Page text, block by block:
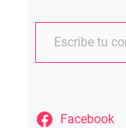
Escribe tu correo electrónico…
Facebook